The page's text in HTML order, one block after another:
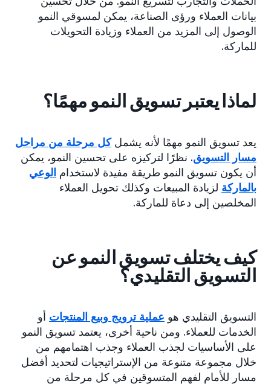
بيانات العملاء ورؤى الصناعة، يمكن لمسوقي النمو
الوصول إلى المزيد من العملاء وزيادة التحويلات
للماركة.
لماذا يعتبر تسويق النمو مهمًا؟
يعد تسويق النمو مهمًا لأنه يشملكل مرحلة من مراحل
مسار التسويق. نظرًا لتركيزه على تحسين النمو، يمكن
أن يكون تسويق النمو طريقة مفيدة لاستخدام الوعي
بالماركة لزيادة المبيعات وكذلك تحويل العملاء
المخلصين إلى دعاة للماركة.
كيف يختلف تسويق النمو عن
التسويق التقليدي؟
التسويق التقليدي هو عملية ترويج وبيع المنتجات أو
الخدمات للعملاء. ومن ناحية أخرى، يعتمد تسويق النمو
على الأساسيات لجذب العملاء وجذب اهتمامهم من
خلال مجموعة متنوعة من الإستراتيجيات لتحديد أفضل
مسار للأمام لفهم المتسوقين في كل مرحلة من